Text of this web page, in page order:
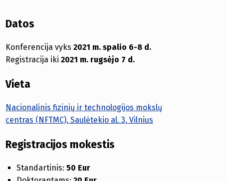
Datos
Konferencija vyks2021 m. spalio 6-8 d.
Registracija iki2021 m. rugsėjo 7 d.
Vieta
Nacionalinis fizinių ir technologijos mokslų
centras (NFTMC), Saulėtekio al. 3, Vilnius
Registracijos mokestis
Standartinis:50 Eur